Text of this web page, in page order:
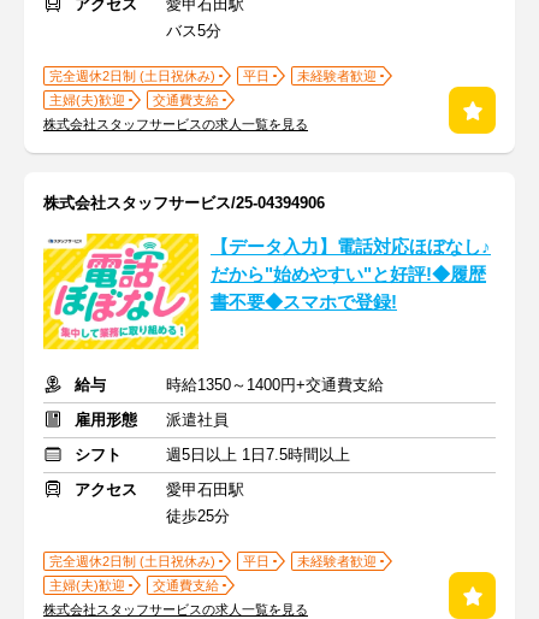
アクセス
愛甲石田駅
バス5分
完全週休2日制 (土日祝休み) 平日
未経験者歓迎
主婦(夫)歓迎
交通費支給
株式会社スタッフサービスの求人一覧を見る
株式会社スタッフサービス/25-04394906
【データ入力】電話対応ほぼなし♪
だから"始めやすい"と好評!◆履歴
書不要◆スマホで登録!
給与
時給1350～1400円+交通費支給
雇用形態
派遣社員
シフト
週5日以上 1日7.5時間以上
アクセス
愛甲石田駅
徒歩25分
完全週休2日制 (土日祝休み) 平日
未経験者歓迎
主婦(夫)歓迎
交通費支給
株式会社スタッフサービスの求人一覧を見る